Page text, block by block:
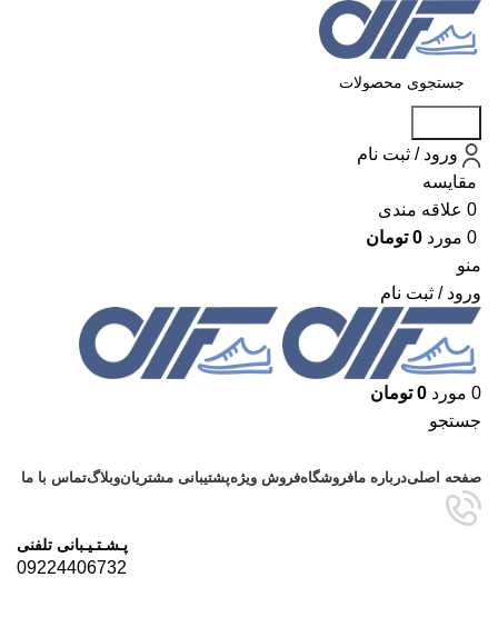
ورود / ثبت نام
مقايسه
0 علاقه مندی
0 مورد 0 تومان
منو
ورود / ثبت نام
0 مورد 0 تومان
جستجو
صفحه اصلیدرباره مافروشگاهفروش ویژهپشتیبانی مشتریانوبلاگتماس با ما
پـشـتـیـبانی تلفنی
09224406732